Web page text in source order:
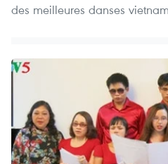
des meilleures danses